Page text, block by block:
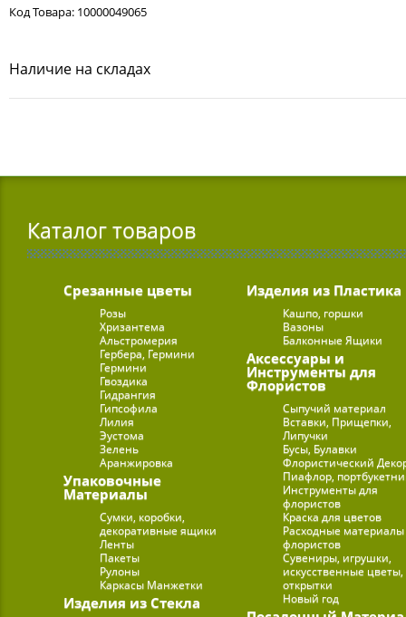
Код Товара: 10000049065
Наличие на складах
Каталог товаров
Срезанные цветы
Розы
Хризантема
Альстромерия
Гербера, Гермини
Гермини
Гвоздика
Гидрангия
Гипсофила
Лилия
Эустома
Зелень
Аранжировка
Упаковочные
Материалы
Сумки, коробки,
декоративные ящики
Ленты
Пакеты
Рулоны
Каркасы Манжетки
Изделия из Стекла
Изделия из Пластика
Кашпо, горшки
Вазоны
Балконные Ящики
Аксессуары и
Инструменты для
Флористов
Сыпучий материал
Вставки, Прищепки,
Липучки
Бусы, Булавки
Флористический
Пиафлор,
Инструменты для
флористов
Краска для цветов
Расходные
флористов
Сувениры, игрушки,
искусственные цветы,
открытки
Новый год